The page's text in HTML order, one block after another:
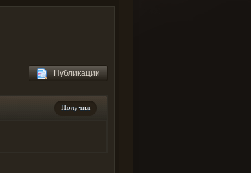
Публикации
Получил